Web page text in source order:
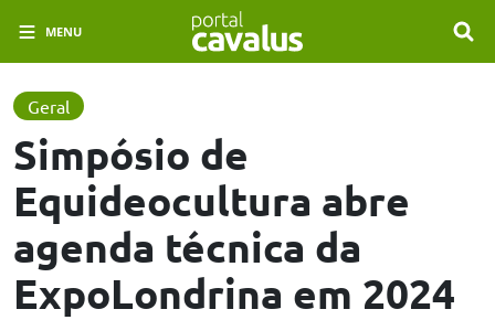
MENU
Geral
Simpósio de
Equideocultura abre
agenda técnica da
ExpoLondrina em 2024